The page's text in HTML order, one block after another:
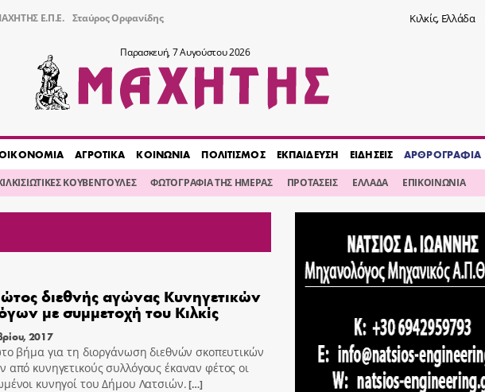
Ε.Π.Ε. Σταύρος Ορφανίδης Κιλκίς, Ελλάδα
Παρασκευή, 7 Αυγούστου 2026
ΑΓΡΟΤΙΚΑ ΚΟΙΝΩΝΙΑ ΠΟΛΙΤΙΣΜΟΣ ΕΚΠΑΙΔΕΥΣΗ ΕΙΔΗΣΕΙΣ ΑΡΘΡΟΓΡΑΦΙΑ
ΚΟΥΒΕΝΤΟΥΛΕΣ ΦΩΤΟΓΡΑΦΙΑ ΤΗΣ ΗΜΕΡΑΣ ΠΡΟΤΑΣΕΙΣ ΕΛΛΑΔΑ ΕΠΙΚΟΙΝΩΝΙΑ
διεθνής αγώνας Κυνηγετικών
με συμμετοχή του Κιλκίς
2017
βήμα για τη διοργάνωση διεθνών σκοπευτικών
από κυνηγετικούς συλλόγους έκαναν φέτος οι
κυνηγοί του Δήμου Λατσιών.[…]